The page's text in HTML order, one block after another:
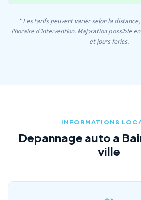
* Les tarifs peuvent varier selon la
l'horaire d'intervention. Majoration possible
et jours feries.
INFORMATIONS
Depannage auto a
ville